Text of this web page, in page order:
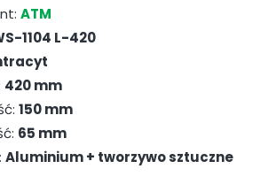
ATM
1104 L-420
420 mm
150 mm
65 mm
Aluminium + tworzywo sztuczne